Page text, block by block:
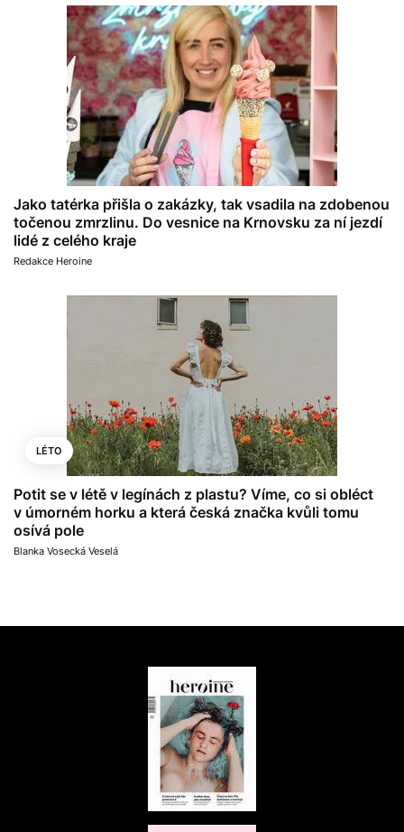
Jako tatérka přišla o zakázky, tak vsadila na zdobenou
točenou zmrzlinu. Do vesnice na Krnovsku za ní jezdí
lidé z celého kraje
Redakce Heroine
LÉTO
Potit se v létě v legínách z plastu? Víme, co si obléct
v úmorném horku a která česká značka kvůli tomu
osívá pole
Blanka Vosecká Veselá